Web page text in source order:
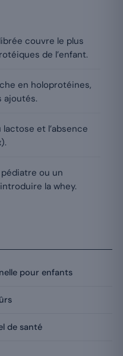
couvre le plus
de l’enfant.
en holoprotéines,
ajoutés.
et l’absence
ou un
la whey.
pour enfants
de santé